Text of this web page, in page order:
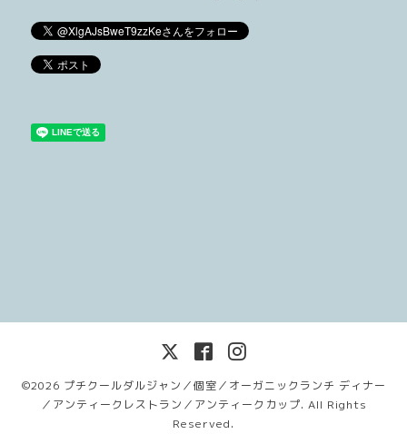
©2026 プチクールダルジャン／個室／オーガニックランチ ディナー
／アンティークレストラン／アンティークカップ. All Rights
Reserved.